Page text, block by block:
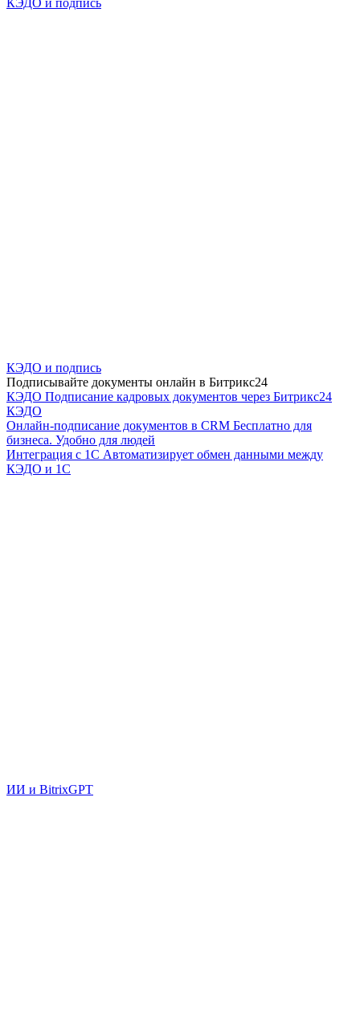
КЭДО и подпись
КЭДО и подпись
Подписывайте документы онлайн в Битрикс24
КЭДО Подписание кадровых документов через Битрикс24
КЭДО
Онлайн-подписание документов в CRM Бесплатно для
бизнеса. Удобно для людей
Интеграция с 1С Автоматизирует обмен данными между
КЭДО и 1С
ИИ и BitrixGPT